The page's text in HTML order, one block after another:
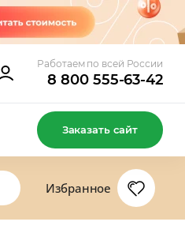
Работаем по всей России
8 800 555-63-42
Заказать сайт
Избранное